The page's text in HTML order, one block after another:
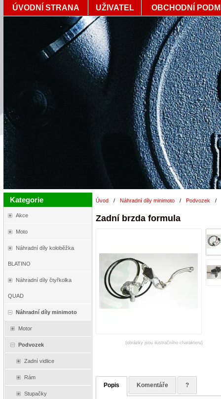
ÚVODNÍ STRANA UŽIVATEL OBCHODNÍ
Kategorie
Akce
Moto
Náhradní díly koloběžka
BLATINO
Náhradní díly čtyřkolka
QUAD
Náhradní díly minimoto
Motor
Podvozek
Zadní vidlice
Rám
Stupačky
Úvod / Náhradní díly minimoto / Podvozek /
Zadní brzda formula
(obrázky jsou ilustračního charakteru)
Popis Komentáře ?